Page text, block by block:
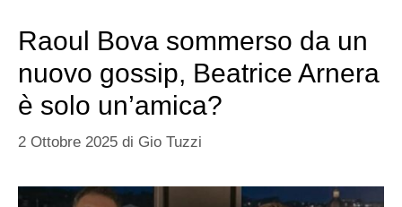
Raoul Bova sommerso da un
nuovo gossip, Beatrice Arnera
è solo un’amica?
2 Ottobre 2025 di Gio Tuzzi